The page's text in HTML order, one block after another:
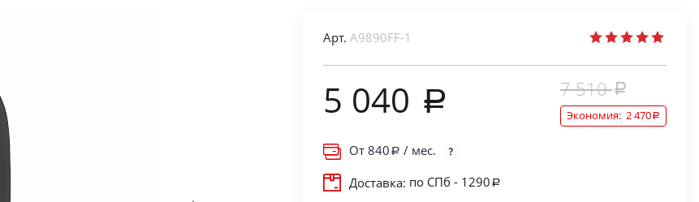
Арт. A9890FF-1
5 040 7 510
Экономия: 2 470
От 840
/ мес.
Доставка: по СПб - 1290